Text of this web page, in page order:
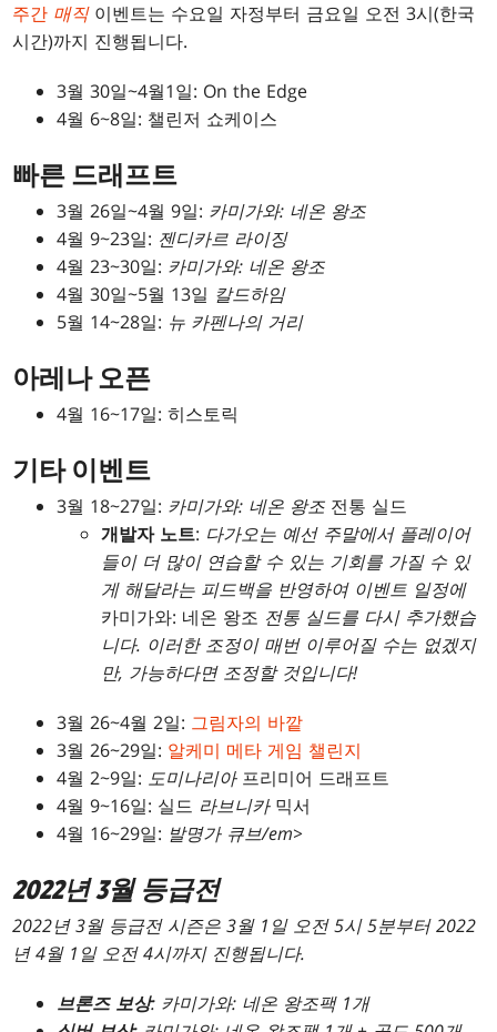
주간 매직이벤트는 수요일 자정부터 금요일 오전 3시(한국
시간)까지 진행됩니다.
3월 30일~4월1일: On the Edge
4월 6~8일: 챌린저 쇼케이스
빠른 드래프트
3월 26일~4월 9일: 카미가와: 네온 왕조
4월 9~23일: 젠디카르 라이징
4월 23~30일: 카미가와: 네온 왕조
4월 30일~5월 13일 칼드하임
5월 14~28일: 뉴 카펜나의 거리
아레나 오픈
4월 16~17일: 히스토릭
기타 이벤트
3월 18~27일: 카미가와: 네온 왕조 전통 실드
개발자 노트: 다가오는 예선 주말에서 플레이어
들이 더 많이 연습할 수 있는 기회를 가질 수 있
게 해달라는 피드백을 반영하여 이벤트 일정에
카미가와: 네온 왕조 전통 실드를 다시 추가했습
니다. 이러한 조정이 매번 이루어질 수는 없겠지
만, 가능하다면 조정할 것입니다!
3월 26~4월 2일: 그림자의 바깥
3월 26~29일: 알케미 메타 게임 챌린지
4월 2~9일: 도미나리아프리미어 드래프트
4월 9~16일: 실드 라브니카믹서
4월 16~29일: 발명가 큐브/em>
2022년 3월 등급전
2022년 3월 등급전 시즌은 3월 1일 오전 5시 5분부터 2022
년 4월 1일 오전 4시까지 진행됩니다.
브론즈 보상: 카미가와: 네온 왕조팩 1개